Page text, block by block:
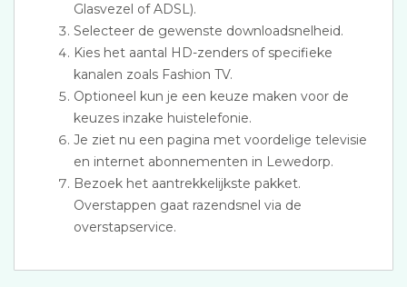
Glasvezel of ADSL).
Selecteer de gewenste downloadsnelheid.
Kies het aantal HD-zenders of specifieke
kanalen zoals Fashion TV.
Optioneel kun je een keuze maken voor de
keuzes inzake huistelefonie.
Je ziet nu een pagina met voordelige televisie
en internet abonnementen in Lewedorp.
Bezoek het aantrekkelijkste pakket.
Overstappen gaat razendsnel via de
overstapservice.